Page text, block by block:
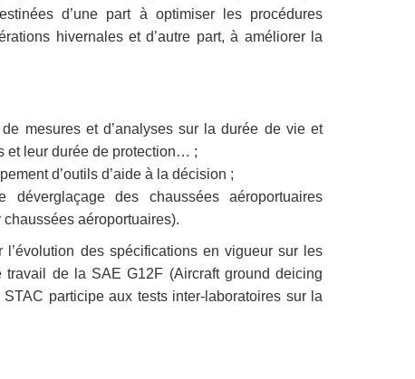
d’une part à optimiser les procédures
hivernales et d’autre part, à améliorer la
mesures et d’analyses sur la durée de vie et
et leur durée de protection… ;
d’outils d’aide à la décision ;
des chaussées aéroportuaires
aéroportuaires).
des spécifications en vigueur sur les
de la SAE G12F (Aircraft ground deicing
participe aux tests inter-laboratoires sur la